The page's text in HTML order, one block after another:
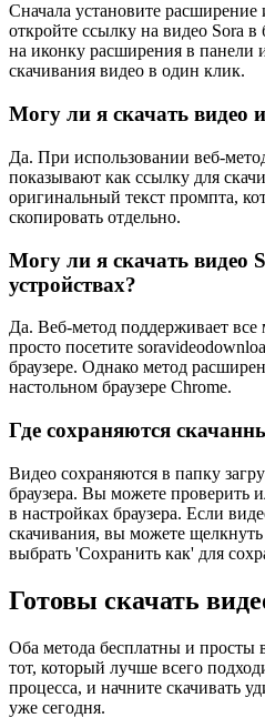
Сначала установите расширение
откройте ссылку на видео Sora
на иконку расширения в панели
скачивания видео в один клик.
Могу ли я скачать видео
Да. При использовании веб-
показывают как ссылку для
оригинальный текст промпта,
скопировать отдельно.
Могу ли я скачать видео
устройствах?
Да. Веб-метод поддерживает все
просто посетите
браузере. Однако метод
настольном браузере Chrome.
Где сохраняются
Видео сохраняются в папку
браузера. Вы можете проверить
в настройках браузера. Если
скачивания, вы можете
выбрать 'Сохранить как' для
Готовы скачать
Оба метода бесплатны и просты
тот, который лучше всего
процесса, и начните скачивать
уже сегодня.